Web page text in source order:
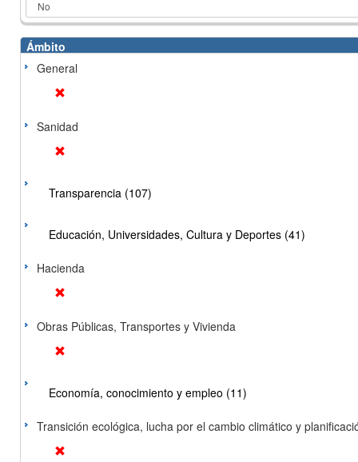
Ámbito
General
Sanidad
Transparencia (107)
Educación, Universidades, Cultura y Deportes (41)
Hacienda
Obras Públicas, Transportes y Vivienda
Economía, conocimiento y empleo (11)
Transición ecológica, lucha por el cambio climático y